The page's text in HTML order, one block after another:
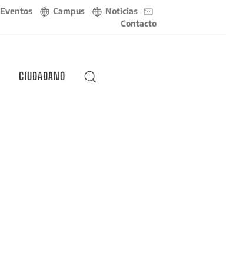
Eventos Campus
Noticias
Contacto
CIUDADANO